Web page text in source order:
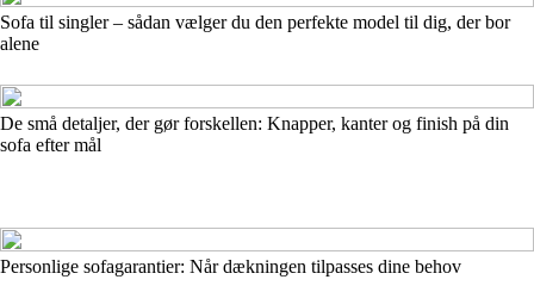
Sofa til singler – sådan vælger du den perfekte model til dig, der bor
alene
De små detaljer, der gør forskellen: Knapper, kanter og finish på din
sofa efter mål
Personlige sofagarantier: Når dækningen tilpasses dine behov